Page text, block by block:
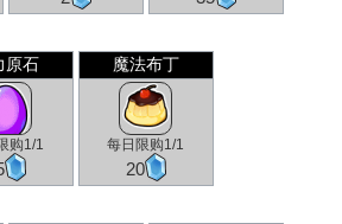
原石
购1/1
魔法布丁
每日限购1/1
20